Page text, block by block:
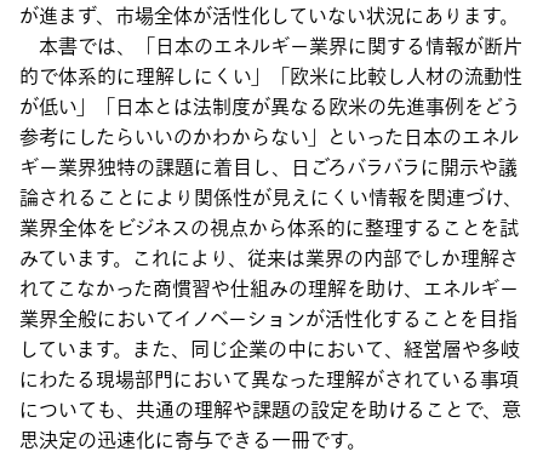
が進まず、市場全体が活性化していない状況にあります。
本書では、「日本のエネルギー業界に関する情報が断片
的で体系的に理解しにくい」「欧米に比較し人材の流動性
が低い」「日本とは法制度が異なる欧米の先進事例をどう
参考にしたらいいのかわからない」といった日本のエネル
ギー業界独特の課題に着目し、日ごろバラバラに開示や議
論されることにより関係性が見えにくい情報を関連づけ、
業界全体をビジネスの視点から体系的に整理することを試
みています。これにより、従来は業界の内部でしか理解さ
れてこなかった商慣習や仕組みの理解を助け、エネルギー
業界全般においてイノベーションが活性化することを目指
しています。また、同じ企業の中において、経営層や多岐
にわたる現場部門において異なった理解がされている事項
についても、共通の理解や課題の設定を助けることで、意
思決定の迅速化に寄与できる一冊です。